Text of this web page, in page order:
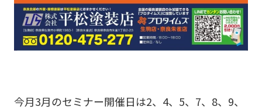
今月3月のセミナー開催日は2、4、5、7、8、9、